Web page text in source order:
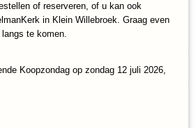
of reserveren, of u kan ook
in Klein Willebroek. Graag even
te komen.
Koopzondag op zondag 12 juli 2026,